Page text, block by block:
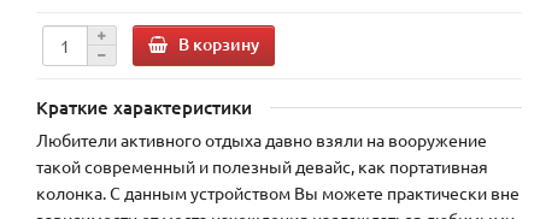
В корзину
Краткие характеристики
Любители активного отдыха давно взяли на вооружение
такой современный и полезный девайс, как портативная
колонка. С данным устройством Вы можете практически вне